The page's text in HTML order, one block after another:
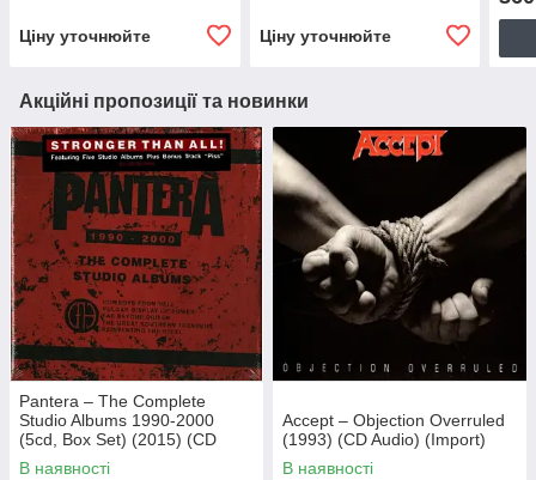
Ціну уточнюйте Ціну уточнюйте
Акційні пропозиції та новинки
Pantera – The Complete
Studio Albums 1990-2000
(5cd, Box Set) (2015) (CD
Audio) (Import)
В наявності
Accept – Objection Overruled
(1993) (CD Audio) (Import)
В наявності